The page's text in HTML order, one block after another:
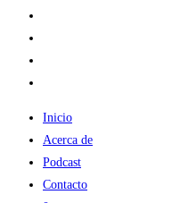
Inicio
Acerca de
Podcast
Contacto